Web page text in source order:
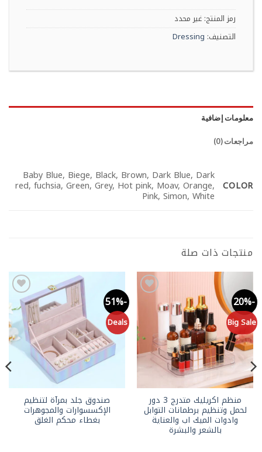
رمز المنتج:غير محدد
التصنيف:Dressing
معلومات إضافية
مراجعات (0)
COLOR
Baby Blue, Biege, Black, Brown, Dark Blue, Dark
red, fuchsia, Green, Grey, Hot pink, Moav, Orange,
Pink, Simon, White
منتجات ذات صلة
Big Sale
Add to
wishlist
منظم اكريليك متدرج 3 دور
لحمل وتنظيم برطمانات التوابل
وادوات الميك اب والعناية
بالشعر والبشرة
Deals
Add to
wishlist
صندوق جلد بمرآة لتنظيم
الإكسسوارات والمجوهرات
بغطاء محكم الغلق